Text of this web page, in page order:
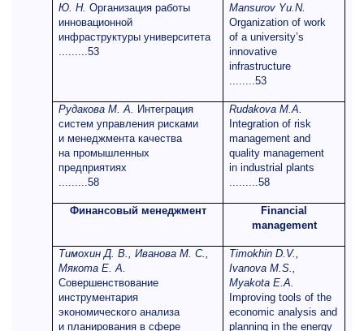
Ю. Н. Организация работы
инновационной
инфраструктуры университета
.........53
Mansurov Yu.N.
Organization of work
of a university’s
innovative
infrastructure
........53
Рудакова М. А. Интеграция
систем управления рисками
и менеджмента качества
на промышленных
предприятиях
.........58
Rudakova M.A.
Integration of risk
management and
quality management
in industrial plants
.........58
Финансовый менеджмент
Financial
management
Тимохин Д. В., Иванова М. С.,
Мякота Е. А.
Совершенствование
инструментария
экономического анализа
и планирования в сфере
Timokhin D.V.,
Ivanova M.S.,
Myakota E.A.
Improving tools of the
economic analysis and
planning in the energy